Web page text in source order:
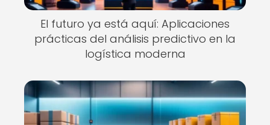
El futuro ya está aquí: Aplicaciones
prácticas del análisis predictivo en la
logística moderna